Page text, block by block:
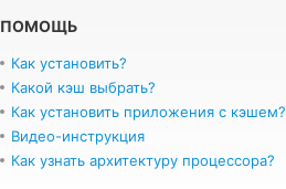
ПОМОЩЬ
Как установить?
Какой кэш выбрать?
Как установить приложения с кэшем?
Видео-инструкция
Как узнать архитектуру процессора?